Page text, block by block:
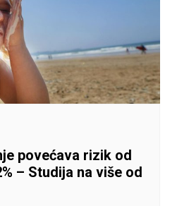
povećava rizik od
– Studija na više od